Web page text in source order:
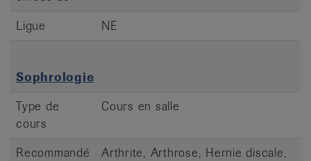
Ligue NE
Sophrologie
Type de
cours
Cours en salle
Recommandé
Arthrite, Arthrose, Hernie discale,